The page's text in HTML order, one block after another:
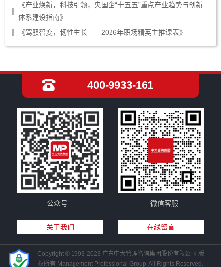
《产业焕新，科技引领，央国企“十五五”重点产业趋势与创新
体系建设指南》
《驾驭智变，韧性生长——2026年职场精英主推课表》
400-9933-161
公众号 微信客服
关于我们 在线留言
Copyright © 1993-2023 广东中大管理咨询集团股份有限公司 版
权所有 Management Professional Group. All Rights Reserved.